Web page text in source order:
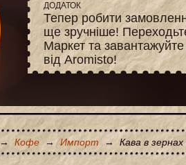
ДОДАТОК
Тепер робити
ще зручніше!
Маркет та
від Aromisto!
→ Кофе → Импорт → Кава в